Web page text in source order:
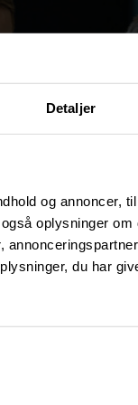
Detaljer
og annoncer,
oplysninger
du har